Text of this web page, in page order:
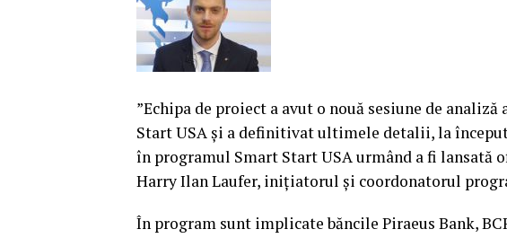
”Echipa de proiect a avut o nouă sesiune de
Start USA şi a definitivat ultimele detalii, la
în programul Smart Start USA urmând a fi lansată
Harry Ilan Laufer, iniţiatorul şi coordonatorul
În program sunt implicate băncile Piraeus Bank,